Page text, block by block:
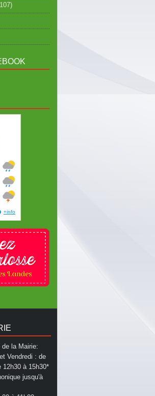
de la Mairie:
Vendredi : de
12h30 à 15h30*
jusqu'à